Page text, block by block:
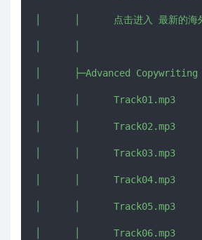
│      │      点击进入 最新的海
│      ├─Advanced Copywriting
│      │      Track01.mp3
│      │      Track02.mp3
│      │      Track03.mp3
│      │      Track04.mp3
│      │      Track05.mp3
│      │      Track06.mp3